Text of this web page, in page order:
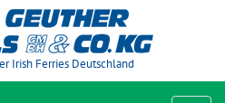
Irish Ferries Deutschland